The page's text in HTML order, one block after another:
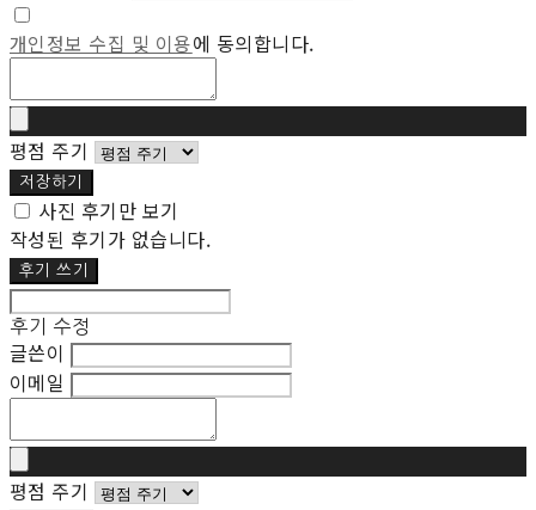
개인정보 수집 및 이용에 동의합니다.
평점 주기
저장하기
사진 후기만 보기
작성된 후기가 없습니다.
후기 쓰기
후기 수정
글쓴이
이메일
평점 주기